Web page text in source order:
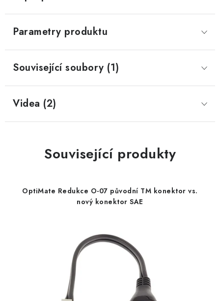
Parametry produktu
Související soubory (1)
Videa (2)
Související produkty
OptiMate Redukce O-07 původní TM konektor vs.
nový konektor SAE